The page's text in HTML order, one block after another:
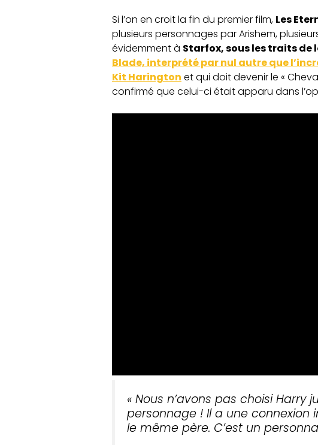
Si l’on en croit la fin du premier film, Les
plusieurs personnages par Arishem,
évidemment à Starfox, sous les traits de
Blade, interprété par nul autre que
Kit Harington et qui doit devenir le «
confirmé que celui-ci était apparu dans
« Nous n’avons pas choisi
personnage ! Il a une connexion
le même père. C’est un